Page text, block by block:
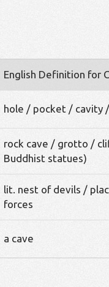
English Definition for
hole / pocket / cavity
rock cave / grotto /
Buddhist statues)
lit. nest of devils /
forces
a cave